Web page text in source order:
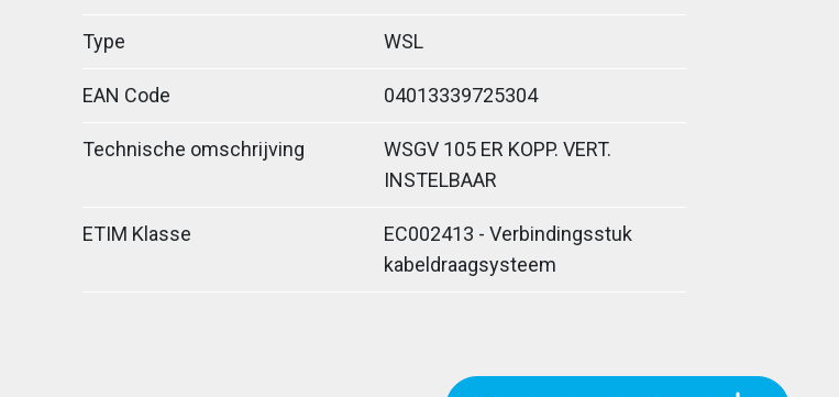
Type WSL
EAN Code 04013339725304
Technische omschrijving
WSGV 105 ER KOPP. VERT.
INSTELBAAR
ETIM Klasse
EC002413 - Verbindingsstuk
kabeldraagsysteem